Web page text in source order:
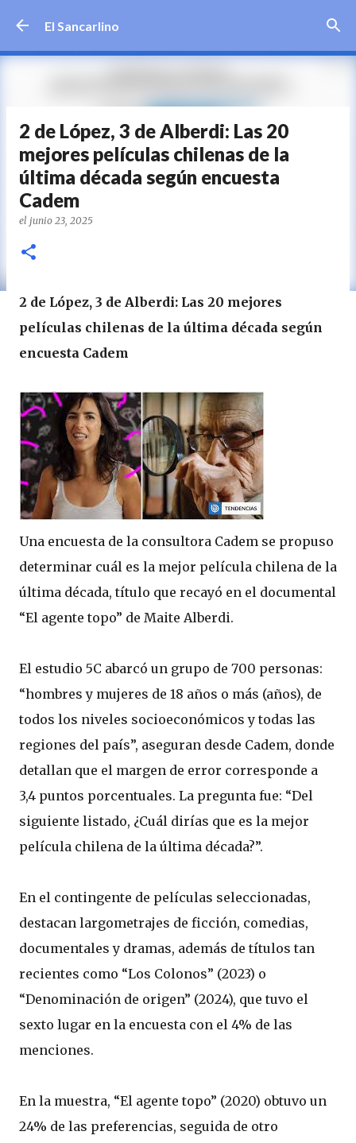
El Sancarlino
2 de López, 3 de Alberdi: Las 20
mejores películas chilenas de la
última década según encuesta
Cadem
el junio 23, 2025
2 de López, 3 de Alberdi: Las 20 mejores
películas chilenas de la última década según
encuesta Cadem
Una encuesta de la consultora Cadem se propuso
determinar cuál es la mejor película chilena de la
última década, título que recayó en el documental
“El agente topo” de Maite Alberdi.
El estudio 5C abarcó un grupo de 700 personas:
“hombres y mujeres de 18 años o más (años), de
todos los niveles socioeconómicos y todas las
regiones del país”, aseguran desde Cadem, donde
detallan que el margen de error corresponde a
3,4 puntos porcentuales. La pregunta fue: “Del
siguiente listado, ¿Cuál dirías que es la mejor
película chilena de la última década?”.
En el contingente de películas seleccionadas,
destacan largometrajes de ficción, comedias,
documentales y dramas, además de títulos tan
recientes como “Los Colonos” (2023) o
“Denominación de origen” (2024), que tuvo el
sexto lugar en la encuesta con el 4% de las
menciones.
En la muestra, “El agente topo” (2020) obtuvo un
24% de las preferencias, seguida de otro